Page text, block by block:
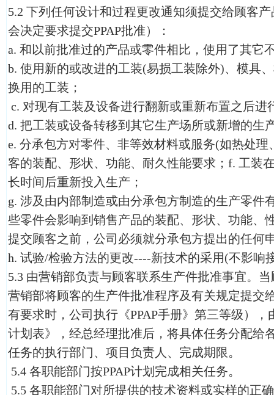
5.2 下列任何设计和过程更改通知须提交给顾客
会决定要求提交PPAP批准）：
a. 和以前批准过的产品或零件相比，使用了其它
b. 使用新的或改进的工装(易损工装除外)、模具
换用的工装；
c. 对现有工装及设备进行翻新或重新布置之后进
d. 把工装或设备转移到其它生产场所或新增的生
e. 分承包方对零件、非等效材料或服务(如热处
客的装配、形状、功能、耐久性能要求；f. 工装
长时间后重新投入生产；
g. 涉及由内部制造或由分承包方制造的生产零件
些零件会影响到销售产品的装配、形状、功能、
提交顾客之前，公司必须就分承包方提出的任何
h. 试验/检验方法的更改----新技术的采用(不影响
5.3 由营销部负责与顾客联系生产件批准事宜。
营销部将顾客的生产件批准程序及有关规定提交
有要求时，公司执行《PPAP手册》第三等级），
计划表》，经总经理批准后，将具体任务分配给
任务的执行部门、项目负责人、完成期限。
5.4 各职能部门按PPAP计划完成相关任务。
5.5 各职能部门对所提供的技术资料或实样的正